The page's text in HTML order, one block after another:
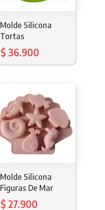
Molde Silicona
Tortas
$ 36.900
Molde Silicona
Figuras De Mar
$ 27.900